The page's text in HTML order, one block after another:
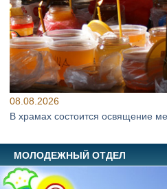
08.08.2026
В храмах состоится освящение
МОЛОДЕЖНЫЙ ОТДЕЛ